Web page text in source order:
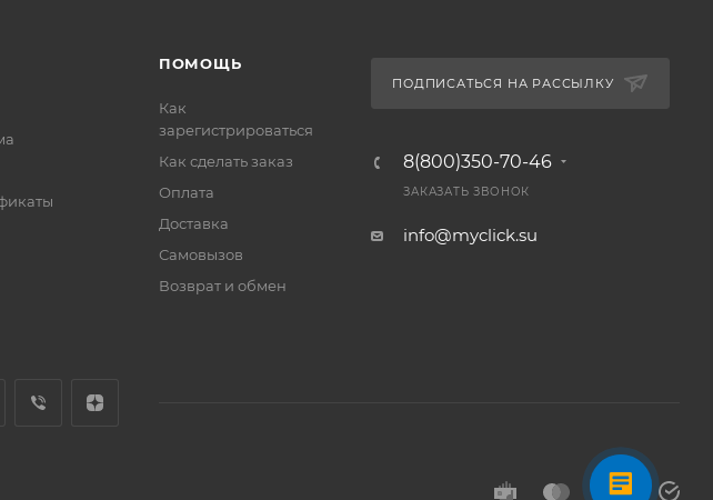
ПОМОЩЬ
Как
зарегистрироваться
Как сделать заказ
Оплата
Доставка
Самовызов
Возврат и обмен
ПОДПИСАТЬСЯ НА РАССЫЛКУ
8(800)350-70-46
ЗАКАЗАТЬ ЗВОНОК
info@myclick.su